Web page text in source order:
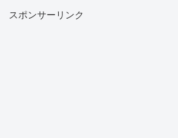
スポンサーリンク